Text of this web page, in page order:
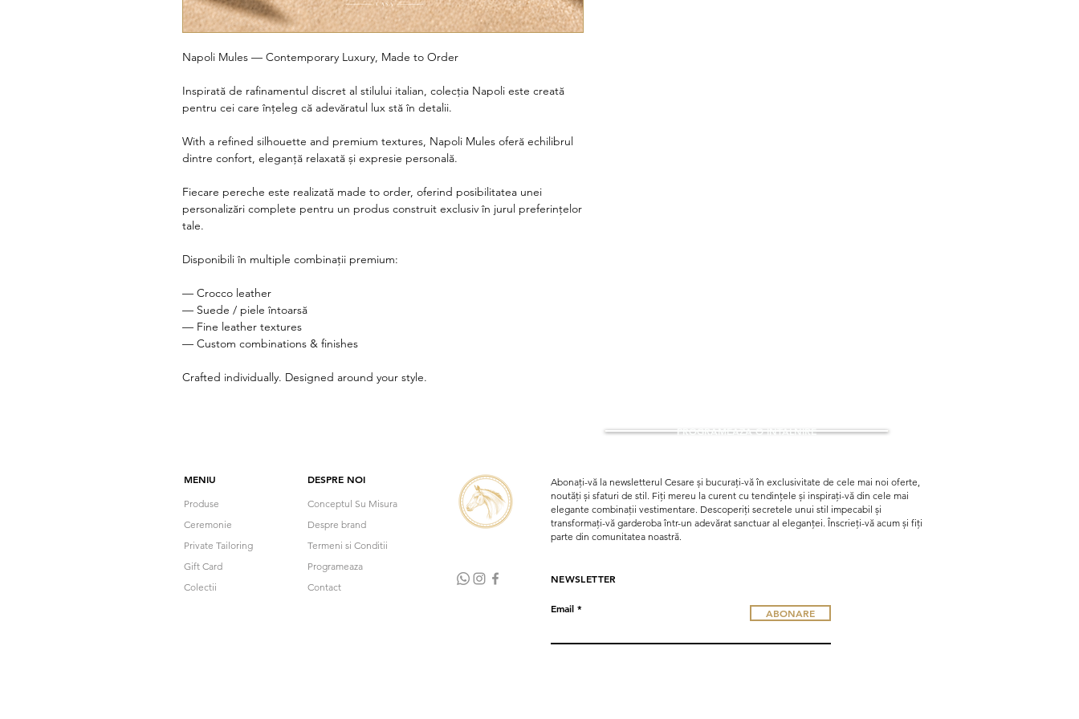
Napoli Mules — Contemporary Luxury, Made to Order
Inspirată de rafinamentul discret al stilului italian, colecția Napoli este creată
pentru cei care înțeleg că adevăratul lux stă în detalii.
With a refined silhouette and premium textures, Napoli Mules oferă echilibrul
dintre confort, eleganță relaxată și expresie personală.
Fiecare pereche este realizată made to order, oferind posibilitatea unei
personalizări complete pentru un produs construit exclusiv în jurul preferințelor
tale.
Disponibili în multiple combinații premium:
— Crocco leather
— Suede / piele întoarsă
— Fine leather textures
— Custom combinations & finishes
Crafted individually. Designed around your style.
PROGRAMEAZA O INTALNIRE
MENIU
Produse
Ceremonie
Private Tailoring
Gift Card
Colectii
DESPRE NOI
Conceptul Su Misura
Despre brand
Termeni si Conditii
Programeaza
Contact
Abonați-vă la newsletterul Cesare și bucurați-vă în exclusivitate de cele mai noi oferte,
noutăți și sfaturi de stil. Fiți mereu la curent cu tendințele și inspirați-vă din cele mai
elegante combinații vestimentare. Descoperiți secretele unui stil impecabil și
transformați-vă garderoba într-un adevărat sanctuar al eleganței. Înscrieți-vă acum și fiți
parte din comunitatea noastră.
NEWSLETTER
Email ABONARE